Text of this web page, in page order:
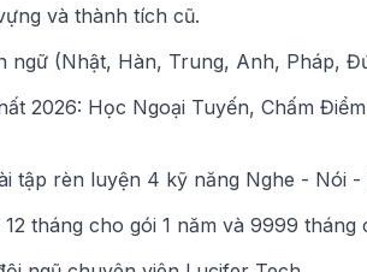
và thành tích cũ.
(Nhật, Hàn, Trung, Anh, Pháp,
2026: Học Ngoại Tuyến, Chấm
tập rèn luyện 4 kỹ năng Nghe - Nói
tháng cho gói 1 năm và 9999 tháng